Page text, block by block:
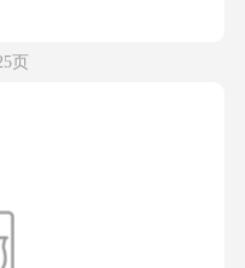
页